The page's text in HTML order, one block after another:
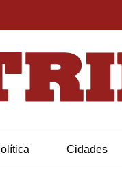
Cidades